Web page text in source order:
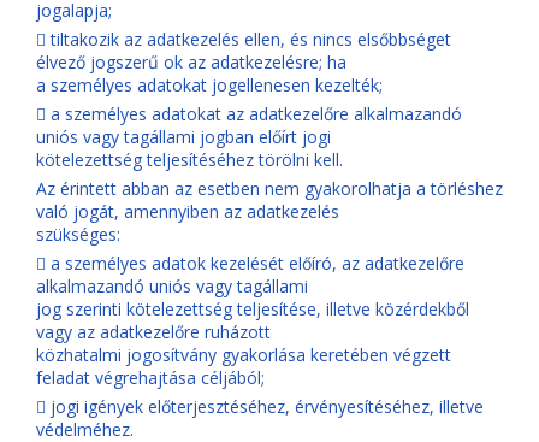
jogalapja;
 tiltakozik az adatkezelés ellen, és nincs elsőbbséget
élvező jogszerű ok az adatkezelésre; ha
a személyes adatokat jogellenesen kezelték;
 a személyes adatokat az adatkezelőre alkalmazandó
uniós vagy tagállami jogban előírt jogi
kötelezettség teljesítéséhez törölni kell.
Az érintett abban az esetben nem gyakorolhatja a törléshez
való jogát, amennyiben az adatkezelés
szükséges:
 a személyes adatok kezelését előíró, az adatkezelőre
alkalmazandó uniós vagy tagállami
jog szerinti kötelezettség teljesítése, illetve közérdekből
vagy az adatkezelőre ruházott
közhatalmi jogosítvány gyakorlása keretében végzett
feladat végrehajtása céljából;
 jogi igények előterjesztéséhez, érvényesítéséhez, illetve
védelméhez.